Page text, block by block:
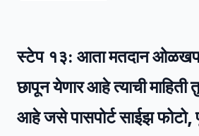
स्टेप १३: आता मतदान
छापून येणार आहे त्याची माहिती
आहे जसे पासपोर्ट साईझ फोटो,